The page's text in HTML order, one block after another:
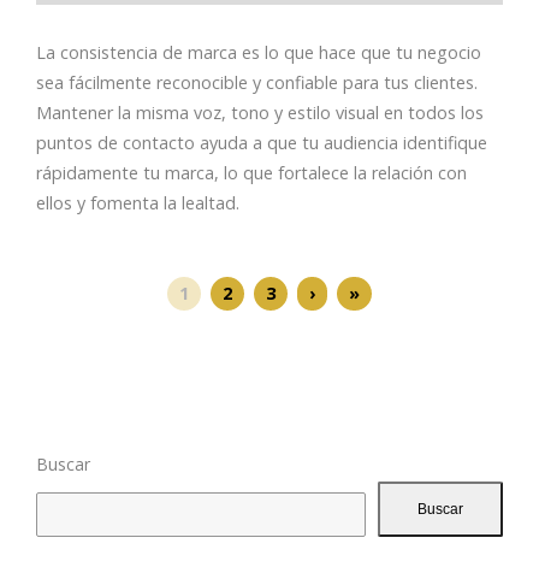
La consistencia de marca es lo que hace que tu negocio
sea fácilmente reconocible y confiable para tus clientes.
Mantener la misma voz, tono y estilo visual en todos los
puntos de contacto ayuda a que tu audiencia identifique
rápidamente tu marca, lo que fortalece la relación con
ellos y fomenta la lealtad.
1 2 3 › »
Buscar
Buscar